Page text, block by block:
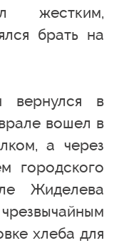
жестким,
брать на
вернулся в
вошел в
а через
городского
Жиделева
хлеба для